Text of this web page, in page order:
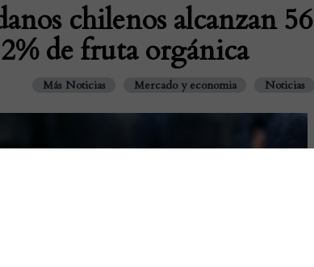
chilenos alcanzan 56
de fruta orgánica
Más Noticias Mercado y economia Noticias